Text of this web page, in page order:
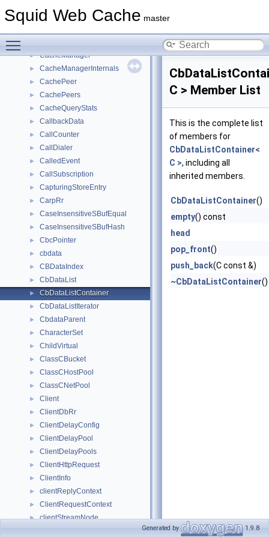
Squid Web Cache master
CacheDigestGuessStats
► CacheManager
► CacheManagerInternals
► CachePeer
► CachePeers
► CacheQueryStats
► CallbackData
► CallCounter
► CallDialer
► CalledEvent
► CallSubscription
► CapturingStoreEntry
► CarpRr
► CaseInsensitiveSBufEqual
► CaseInsensitiveSBufHash
► CbcPointer
► cbdata
► CBDataIndex
► CbDataList
► CbDataListContainer
► CbDataListIterator
► CbdataParent
► CharacterSet
► ChildVirtual
► ClassCBucket
► ClassCHostPool
► ClassCNetPool
► Client
► ClientDbRr
► ClientDelayConfig
► ClientDelayPool
► ClientDelayPools
► ClientHttpRequest
► ClientInfo
► clientReplyContext
► ClientRequestContext
► clientStreamNode
C > Member List
This is the complete list
of members for
CbDataListContainer<
C >, including all
inherited members.
CbDataListContainer()
empty() const
head
pop_front()
push_back(C const &)
~CbDataListContainer()
Generated by 1.9.8